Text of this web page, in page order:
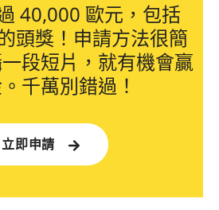
40,000 歐元，包括
頭獎！申請方法很簡
段短片，就有機會贏
千萬別錯過！
立即申請